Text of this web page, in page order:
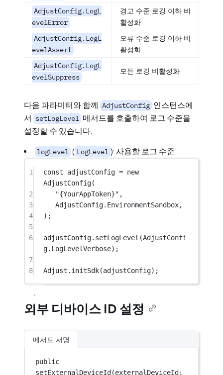
AdjustConfig.LogL
evelError
경고 수준 로깅 이하 비
활성화
AdjustConfig.LogL
evelAssert
오류 수준 로깅 이하 비
활성화
AdjustConfig.LogL
evelSuppress
모든 로깅 비활성화
다음 파라미터와 함께 AdjustConfig 인스턴스에
서 setLogLevel 메서드를 호출하여 로그 수준을
설정할 수 있습니다.
logLevel ( LogLevel ): 사용할 로그 수준
1 const adjustConfig = new
AdjustConfig(
2
"{YourAppToken}" ,
3
AdjustConfig.EnvironmentSandbox,
4
);
5
6
adjustConfig. setLogLevel (AdjustConfi
g.LogLevelVerbose);
7
8
Adjust. initSdk(adjustConfig);
외부 디바이스 ID 설정
메서드 서명
setExternalDeviceId(externalDeviceId: